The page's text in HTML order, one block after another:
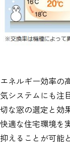
エネルギー効率の
気システムにも注
切な窓の選定と効
快適な住宅環境を
抑えることが可能